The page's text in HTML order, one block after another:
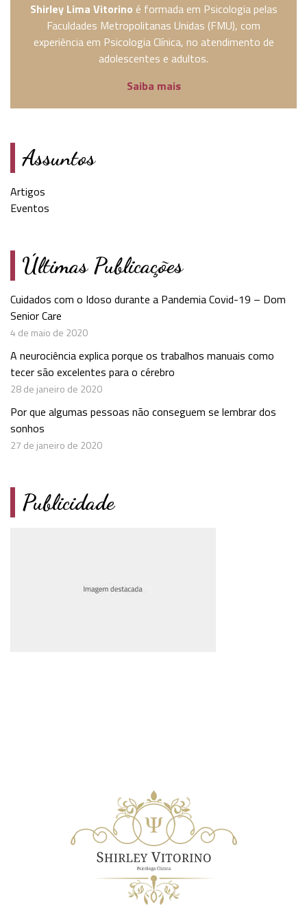
Shirley Lima Vitorino é formada em Psicologia pelas
Faculdades Metropolitanas Unidas (FMU), com
experiência em Psicologia Clínica, no atendimento de
adolescentes e adultos.
Saiba mais
Assuntos
Artigos
Eventos
Últimas Publicações
Cuidados com o Idoso durante a Pandemia Covid-19 – Dom
Senior Care
4 de maio de 2020
A neurociência explica porque os trabalhos manuais como
tecer são excelentes para o cérebro
28 de janeiro de 2020
Por que algumas pessoas não conseguem se lembrar dos
sonhos
27 de janeiro de 2020
Publicidade